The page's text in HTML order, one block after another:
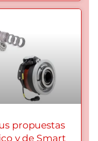
propuestas
y de Smart